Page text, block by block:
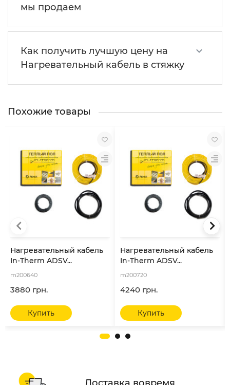
мы продаем
Как получить лучшую цену на
Нагревательный кабель в стяжку
Похожие товары
Нагревательный кабель
In-Therm ADSV...
m200640
3880 грн.
Купить
Нагревательный кабель
In-Therm ADSV...
m200720
4240 грн.
Купить